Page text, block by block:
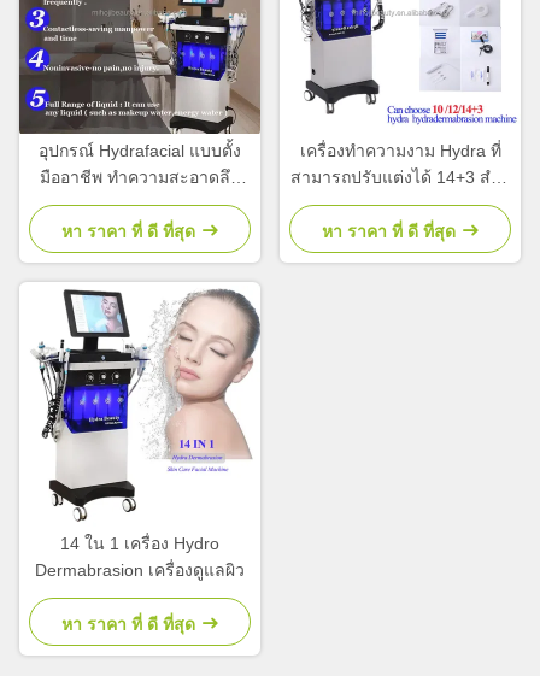
อุปกรณ์ Hydrafacial แบบตั้ง
มืออาชีพ ทําความสะอาดลึก
14+3 อุปกรณ์ Hydration Face
หา ราคา ที่ ดี ที่สุด
เครื่องทําความงาม Hydra ที่
สามารถปรับแต่งได้ 14+3 สําห
รับการยกหน้า รักษาสิว
หา ราคา ที่ ดี ที่สุด
14 ใน 1 เครื่อง Hydro
Dermabrasion เครื่องดูแลผิว
หา ราคา ที่ ดี ที่สุด